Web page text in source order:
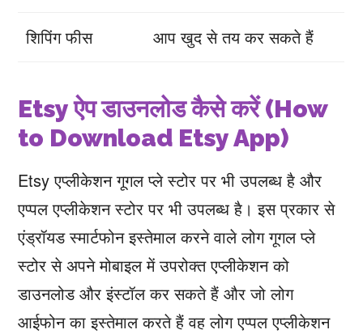
शिपिंग फीस आप खुद से तय कर सकते हैं
Etsy ऐप डाउनलोड कैसे करें (How
to Download Etsy App)
Etsy एप्लीकेशन गूगल प्ले स्टोर पर भी उपलब्ध है और
एप्पल एप्लीकेशन स्टोर पर भी उपलब्ध है। इस प्रकार से
एंड्रॉयड स्मार्टफोन इस्तेमाल करने वाले लोग गूगल प्ले
स्टोर से अपने मोबाइल में उपरोक्त एप्लीकेशन को
डाउनलोड और इंस्टॉल कर सकते हैं और जो लोग
आईफोन का इस्तेमाल करते हैं वह लोग एप्पल एप्लीकेशन